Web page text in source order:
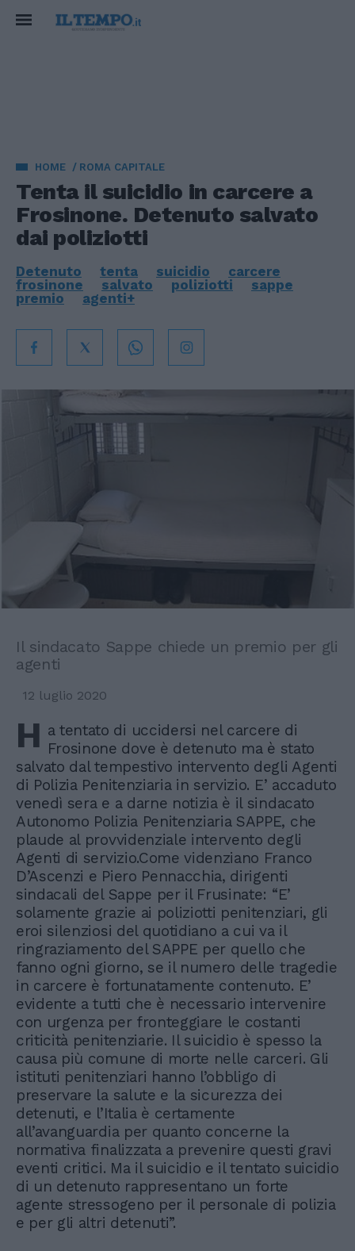
HOME ROMA CAPITALE
Tenta il suicidio in carcere a
Frosinone. Detenuto salvato
dai poliziotti
Detenuto tenta suicidio
carcere
frosinone
salvato poliziotti
sappe
premio
agenti+
Il sindacato Sappe chiede un premio per gli
agenti
12 luglio 2020
H a tentato di uccidersi nel carcere di
Frosinone dove è detenuto ma è stato
salvato dal tempestivo intervento degli Agenti
di Polizia Penitenziaria in servizio. E’ accaduto
venedì sera e a darne notizia è il sindacato
Autonomo Polizia Penitenziaria SAPPE, che
plaude al provvidenziale intervento degli
Agenti di servizio.Come videnziano Franco
D’Ascenzi e Piero Pennacchia, dirigenti
sindacali del Sappe per il Frusinate: “E’
solamente grazie ai poliziotti penitenziari, gli
eroi silenziosi del quotidiano a cui va il
ringraziamento del SAPPE per quello che
fanno ogni giorno, se il numero delle tragedie
in carcere è fortunatamente contenuto. E’
evidente a tutti che è necessario intervenire
con urgenza per fronteggiare le costanti
criticità penitenziarie. Il suicidio è spesso la
causa più comune di morte nelle carceri. Gli
istituti penitenziari hanno l’obbligo di
preservare la salute e la sicurezza dei
detenuti, e l’Italia è certamente
all’avanguardia per quanto concerne la
normativa finalizzata a prevenire questi gravi
eventi critici. Ma il suicidio e il tentato suicidio
di un detenuto rappresentano un forte
agente stressogeno per il personale di polizia
e per gli altri detenuti”.